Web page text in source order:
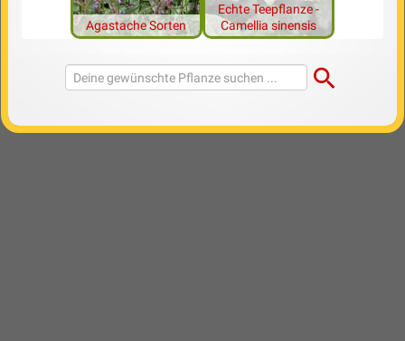
Agastache Sorten
Echte Teepflanze -
Camellia sinensis